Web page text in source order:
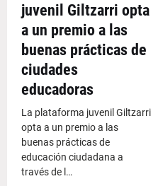
juvenil Giltzarri opta
a un premio a las
buenas prácticas de
ciudades
educadoras
La plataforma juvenil Giltzarri
opta a un premio a las
buenas prácticas de
educación ciudadana a
través de l…